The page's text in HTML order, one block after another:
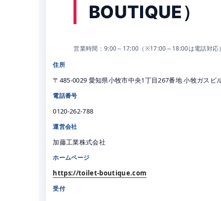
BOUTIQUE）
営業時間：9:00～17:00（※17:00～18:00は電話対応
住所
〒485-0029 愛知県小牧市中央1丁目267番地 小牧ガスビ
電話番号
0120-262-788
運営会社
加藤工業株式会社
ホームページ
https://toilet-boutique.com
受付